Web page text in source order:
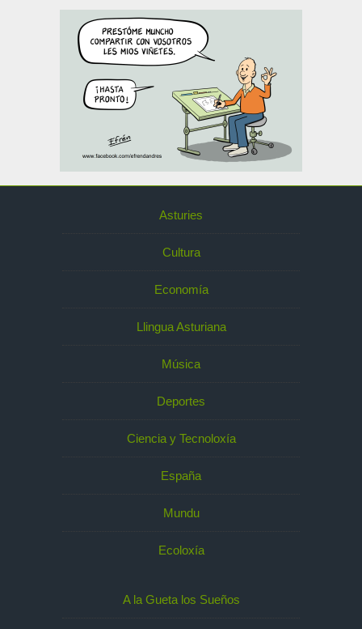
Asturies
Cultura
Economía
Llingua Asturiana
Música
Deportes
Ciencia y Tecnoloxía
España
Mundu
Ecoloxía
A la Gueta los Sueños